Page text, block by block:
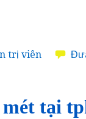
trị viên
tại